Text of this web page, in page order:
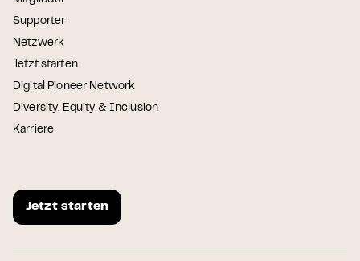
Supporter
Netzwerk
Jetzt starten
Digital Pioneer Network
Diversity, Equity & Inclusion
Karriere
Jetzt starten